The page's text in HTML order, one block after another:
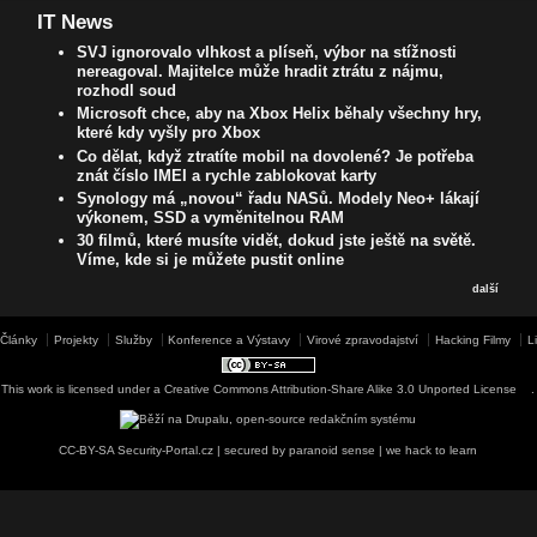
IT News
SVJ ignorovalo vlhkost a plíseň, výbor na stížnosti
nereagoval. Majitelce může hradit ztrátu z nájmu,
rozhodl soud
Microsoft chce, aby na Xbox Helix běhaly všechny hry,
které kdy vyšly pro Xbox
Co dělat, když ztratíte mobil na dovolené? Je potřeba
znát číslo IMEI a rychle zablokovat karty
Synology má „novou“ řadu NASů. Modely Neo+ lákají
výkonem, SSD a vyměnitelnou RAM
30 filmů, které musíte vidět, dokud jste ještě na světě.
Víme, kde si je můžete pustit online
další
Články Projekty Služby Konference a Výstavy Virové zpravodajství Hacking Filmy
This work is licensed under aCreative Commons Attribution-Share Alike 3.0 Unported License
CC-BY-SA Security-Portal.cz | secured by paranoid sense | we hack to learn